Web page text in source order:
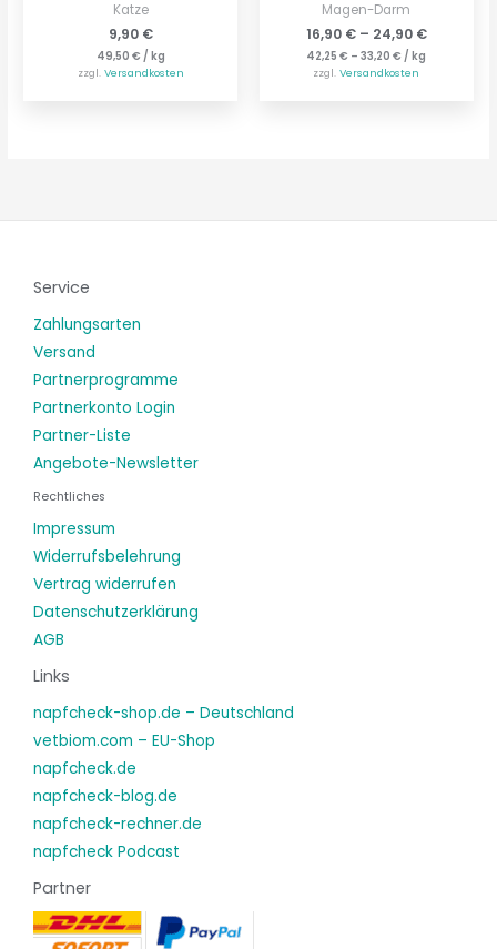
Katze
9,90 €
49,50 € / kg
zzgl. Versandkosten
Magen-Darm
16,90 €– 24,90 €
42,25€ –33,20€ / kg
zzgl.Versandkosten
Service
Zahlungsarten
Versand
Partnerprogramme
Partnerkonto Login
Partner-Liste
Angebote-Newsletter
Rechtliches
Impressum
Widerrufsbelehrung
Vertrag widerrufen
Datenschutzerklärung
AGB
Links
napfcheck-shop.de – Deutschland
vetbiom.com – EU-Shop
napfcheck.de
napfcheck-blog.de
napfcheck-rechner.de
napfcheck Podcast
Partner